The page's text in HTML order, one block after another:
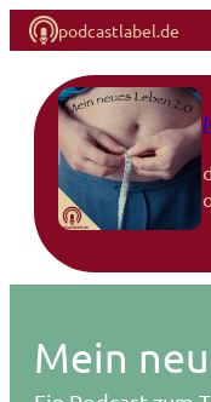
podcastlabel.de
Inhalt
springen
Mein